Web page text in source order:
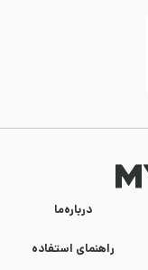
درباره‌ما
راهنمای استفاده